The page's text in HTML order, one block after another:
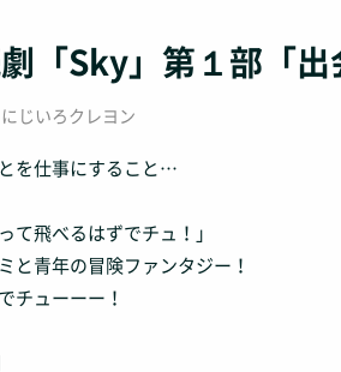
「Sky」第１部「出
じいろクレヨン
を仕事にすること…
て飛べるはずでチュ！」
と青年の冒険ファンタジー！
チューーー！